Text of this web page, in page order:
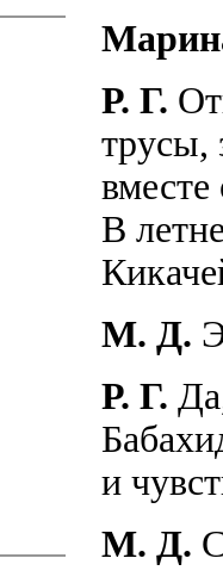
Р. Г.
трусы,
В
М. Д.
Р. Г.
и
М. Д.